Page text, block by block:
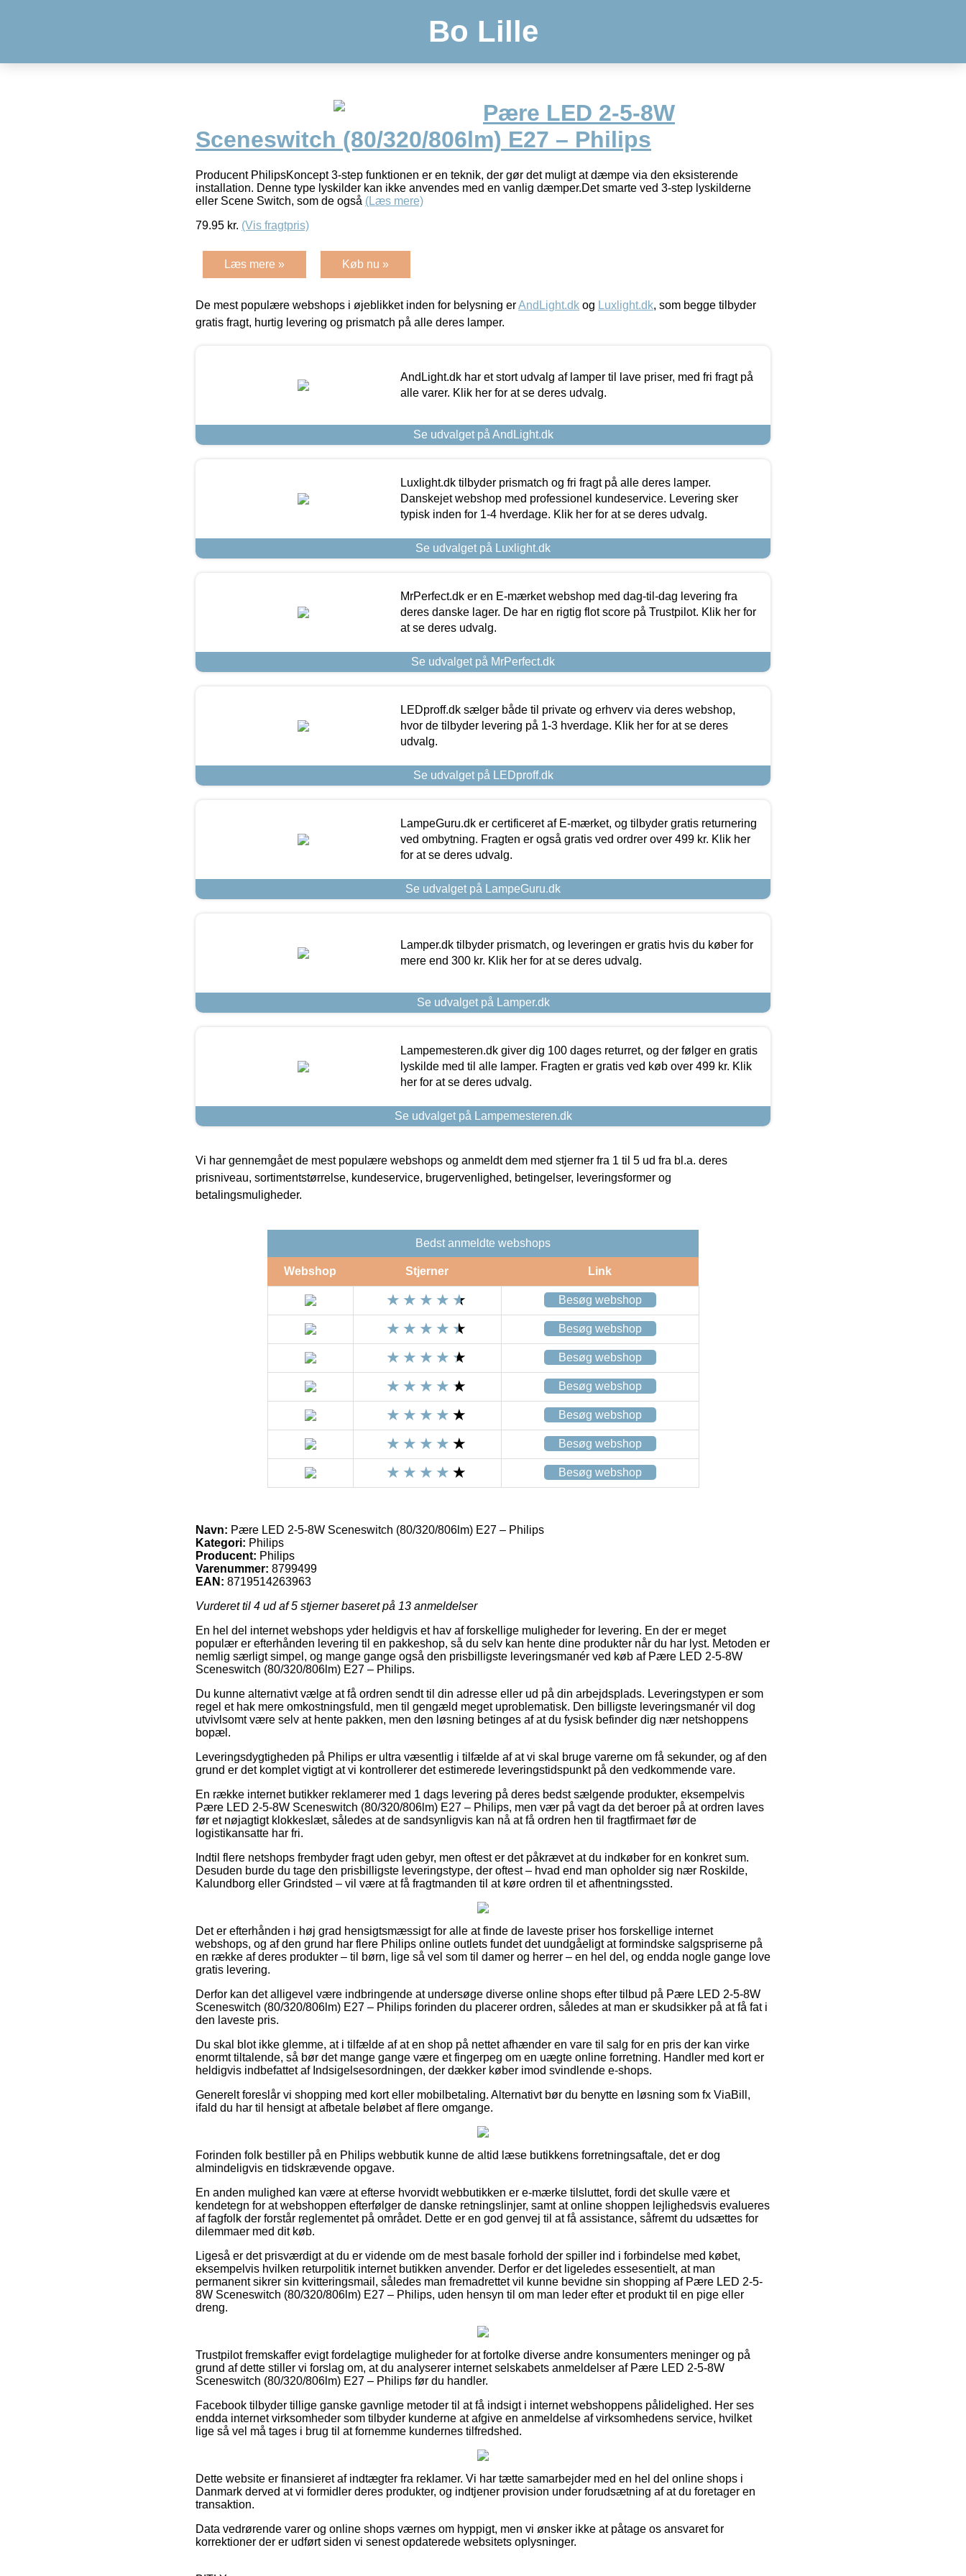
Bo Lille
Pære LED 2-5-8W
Sceneswitch (80/320/806lm) E27 – Philips
Producent PhilipsKoncept 3-step funktionen er en teknik, der gør det muligt at dæmpe via den eksisterende
installation. Denne type lyskilder kan ikke anvendes med en vanlig dæmper.Det smarte ved 3-step lyskilderne
eller Scene Switch, som de også (Læs mere)
79.95 kr. (Vis fragtpris)
Læs mere » Køb nu »
De mest populære webshops i øjeblikket inden for belysning erAndLight.dk og Luxlight.dk, som begge tilbyder
gratis fragt, hurtig levering og prismatch på alle deres lamper.
AndLight.dk har et stort udvalg af lamper til lave priser, med fri fragt på
alle varer. Klik her for at se deres udvalg.
Se udvalget på AndLight.dk
Luxlight.dk tilbyder prismatch og fri fragt på alle deres lamper.
Danskejet webshop med professionel kundeservice. Levering sker
typisk inden for 1-4 hverdage. Klik her for at se deres udvalg.
Se udvalget på Luxlight.dk
MrPerfect.dk er en E-mærket webshop med dag-til-dag levering fra
deres danske lager. De har en rigtig flot score på Trustpilot. Klik her for
at se deres udvalg.
Se udvalget på MrPerfect.dk
LEDproff.dk sælger både til private og erhverv via deres webshop,
hvor de tilbyder levering på 1-3 hverdage. Klik her for at se deres
udvalg.
Se udvalget på LEDproff.dk
LampeGuru.dk er certificeret af E-mærket, og tilbyder gratis returnering
ved ombytning. Fragten er også gratis ved ordrer over 499 kr. Klik her
for at se deres udvalg.
Se udvalget på LampeGuru.dk
Lamper.dk tilbyder prismatch, og leveringen er gratis hvis du køber for
mere end 300 kr. Klik her for at se deres udvalg.
Se udvalget på Lamper.dk
Lampemesteren.dk giver dig 100 dages returret, og der følger en gratis
lyskilde med til alle lamper. Fragten er gratis ved køb over 499 kr. Klik
her for at se deres udvalg.
Se udvalget på Lampemesteren.dk
Vi har gennemgået de mest populære webshops og anmeldt dem med stjerner fra 1 til 5 ud fra bl.a. deres
prisniveau, sortimentstørrelse, kundeservice, brugervenlighed, betingelser, leveringsformer og
betalingsmuligheder.
Bedst anmeldte webshops
Webshop Stjerner Link
Besøg webshop
Besøg webshop
Besøg webshop
Besøg webshop
Besøg webshop
Besøg webshop
Besøg webshop
Navn: Pære LED 2-5-8W Sceneswitch (80/320/806lm) E27 – Philips
Kategori: Philips
Producent: Philips
Varenummer: 8799499
EAN: 8719514263963
Vurderet til 4 ud af 5 stjerner baseret på 13 anmeldelser
En hel del internet webshops yder heldigvis et hav af forskellige muligheder for levering. En der er meget
populær er efterhånden levering til en pakkeshop, så du selv kan hente dine produkter når du har lyst. Metoden er
nemlig særligt simpel, og mange gange også den prisbilligste leveringsmanér ved køb af Pære LED 2-5-8W
Sceneswitch (80/320/806lm) E27 – Philips.
Du kunne alternativt vælge at få ordren sendt til din adresse eller ud på din arbejdsplads. Leveringstypen er som
regel et hak mere omkostningsfuld, men til gengæld meget uproblematisk. Den billigste leveringsmanér vil dog
utvivlsomt være selv at hente pakken, men den løsning betinges af at du fysisk befinder dig nær netshoppens
bopæl.
Leveringsdygtigheden på Philips er ultra væsentlig i tilfælde af at vi skal bruge varerne om få sekunder, og af den
grund er det komplet vigtigt at vi kontrollerer det estimerede leveringstidspunkt på den vedkommende vare.
En række internet butikker reklamerer med 1 dags levering på deres bedst sælgende produkter, eksempelvis
Pære LED 2-5-8W Sceneswitch (80/320/806lm) E27 – Philips, men vær på vagt da det beroer på at ordren laves
før et nøjagtigt klokkeslæt, således at de sandsynligvis kan nå at få ordren hen til fragtfirmaet før de
logistikansatte har fri.
Indtil flere netshops frembyder fragt uden gebyr, men oftest er det påkrævet at du indkøber for en konkret sum.
Desuden burde du tage den prisbilligste leveringstype, der oftest – hvad end man opholder sig nær Roskilde,
Kalundborg eller Grindsted – vil være at få fragtmanden til at køre ordren til et afhentningssted.
Det er efterhånden i høj grad hensigtsmæssigt for alle at finde de laveste priser hos forskellige internet
webshops, og af den grund har flere Philips online outlets fundet det uundgåeligt at formindske salgspriserne på
en række af deres produkter – til børn, lige så vel som til damer og herrer – en hel del, og endda nogle gange love
gratis levering.
Derfor kan det alligevel være indbringende at undersøge diverse online shops efter tilbud på Pære LED 2-5-8W
Sceneswitch (80/320/806lm) E27 – Philips forinden du placerer ordren, således at man er skudsikker på at få fat i
den laveste pris.
Du skal blot ikke glemme, at i tilfælde af at en shop på nettet afhænder en vare til salg for en pris der kan virke
enormt tiltalende, så bør det mange gange være et fingerpeg om en uægte online forretning. Handler med kort er
heldigvis indbefattet af Indsigelsesordningen, der dækker køber imod svindlende e-shops.
Generelt foreslår vi shopping med kort eller mobilbetaling. Alternativt bør du benytte en løsning som fx ViaBill,
ifald du har til hensigt at afbetale beløbet af flere omgange.
Forinden folk bestiller på en Philips webbutik kunne de altid læse butikkens forretningsaftale, det er dog
almindeligvis en tidskrævende opgave.
En anden mulighed kan være at efterse hvorvidt webbutikken er e-mærke tilsluttet, fordi det skulle være et
kendetegn for at webshoppen efterfølger de danske retningslinjer, samt at online shoppen lejlighedsvis evalueres
af fagfolk der forstår reglementet på området. Dette er en god genvej til at få assistance, såfremt du udsættes for
dilemmaer med dit køb.
Ligeså er det prisværdigt at du er vidende om de mest basale forhold der spiller ind i forbindelse med købet,
eksempelvis hvilken returpolitik internet butikken anvender. Derfor er det ligeledes essesentielt, at man
permanent sikrer sin kvitteringsmail, således man fremadrettet vil kunne bevidne sin shopping af Pære LED 2-5-
8W Sceneswitch (80/320/806lm) E27 – Philips, uden hensyn til om man leder efter et produkt til en pige eller
dreng.
Trustpilot fremskaffer evigt fordelagtige muligheder for at fortolke diverse andre konsumenters meninger og på
grund af dette stiller vi forslag om, at du analyserer internet selskabets anmeldelser af Pære LED 2-5-8W
Sceneswitch (80/320/806lm) E27 – Philips før du handler.
Facebook tilbyder tillige ganske gavnlige metoder til at få indsigt i internet webshoppens pålidelighed. Her ses
endda internet virksomheder som tilbyder kunderne at afgive en anmeldelse af virksomhedens service, hvilket
lige så vel må tages i brug til at fornemme kundernes tilfredshed.
Dette website er finansieret af indtægter fra reklamer. Vi har tætte samarbejder med en hel del online shops i
Danmark derved at vi formidler deres produkter, og indtjener provision under forudsætning af at du foretager en
transaktion.
Data vedrørende varer og online shops værnes om hyppigt, men vi ønsker ikke at påtage os ansvaret for
korrektioner der er udført siden vi senest opdaterede websitets oplysninger.